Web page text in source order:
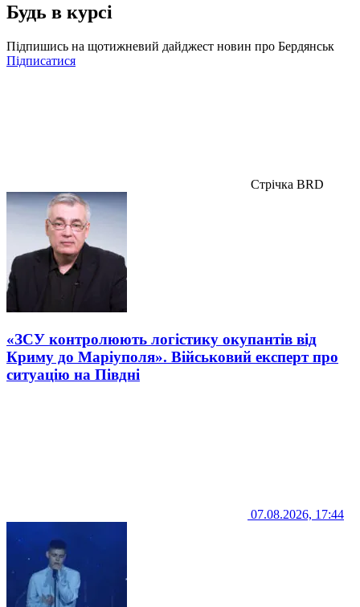
Будь в курсі
Підпишись на щотижневий дайджест новин про Бердянськ
Підписатися
Стрічка BRD
«ЗСУ контролюють логістику окупантів від
Криму до Маріуполя». Військовий експерт про
ситуацію на Півдні
07.08.2026, 17:44